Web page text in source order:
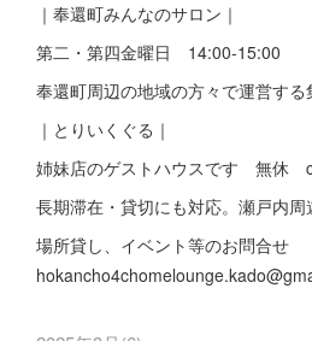
｜奉還町みんなのサロン｜
第二・第四金曜日 14:00-15:00
奉還町周辺の地域の方々で運営する
｜とりいくぐる｜
姉妹店のゲストハウスです 無休
長期滞在・貸切にも対応。瀬戸内周
場所貸し、イベント等のお問合せ